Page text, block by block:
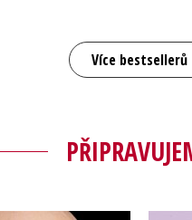
Více bestsellerů